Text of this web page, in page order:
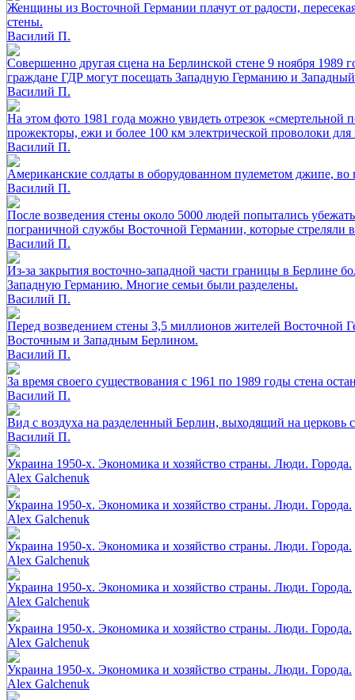
Женщины из Восточной Германии плачут от радости,
стены.
Василий П.
Совершенно другая сцена на Берлинской стене 9 ноября 1989
граждане ГДР могут посещать Западную Германию и
Василий П.
На этом фото 1981 года можно увидеть отрезок
прожекторы, ежи и более 100 км электрической проволоки
Василий П.
Американские солдаты в оборудованном пулеметом джипе,
Василий П.
После возведения стены около 5000 людей попытались
пограничной службы Восточной Германии, которые стреляли в
Василий П.
Из-за закрытия восточно-западной части границы в Берлине
Западную Германию. Многие семьи были разделены.
Василий П.
Перед возведением стены 3,5 миллионов жителей Восточной
Восточным и Западным Берлином.
Василий П.
За время своего существования с 1961 по 1989 годы стена
Василий П.
Вид с воздуха на разделенный Берлин, выходящий на церковь
Василий П.
Украина 1950-х. Экономика и хозяйство страны. Люди. Города.
Alex Galchenuk
Украина 1950-х. Экономика и хозяйство страны. Люди. Города.
Alex Galchenuk
Украина 1950-х. Экономика и хозяйство страны. Люди. Города.
Alex Galchenuk
Украина 1950-х. Экономика и хозяйство страны. Люди. Города.
Alex Galchenuk
Украина 1950-х. Экономика и хозяйство страны. Люди. Города.
Alex Galchenuk
Украина 1950-х. Экономика и хозяйство страны. Люди. Города.
Alex Galchenuk